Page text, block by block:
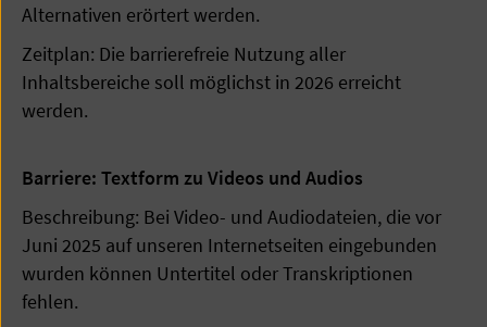
Alternativen erörtert werden.
Zeitplan: Die barrierefreie Nutzung aller
Inhaltsbereiche soll möglichst in 2026 erreicht
werden.
Barriere: Textform zu Videos und Audios
Beschreibung: Bei Video- und Audiodateien, die vor
Juni 2025 auf unseren Internetseiten eingebunden
wurden können Untertitel oder Transkriptionen
fehlen.